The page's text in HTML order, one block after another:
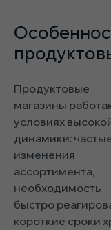
Продуктовые
магазины
условиях
динамики:
изменения
ассортимента,
необходимость
быстро
короткие сроки